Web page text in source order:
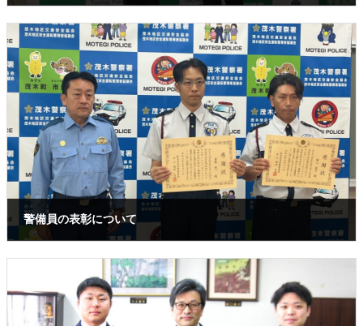
警備員の表彰について